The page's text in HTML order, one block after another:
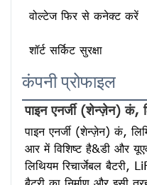
वोल्टेज फिर से कनेक्ट करें
शॉर्ट सर्किट सुरक्षा
कंपनी प्रोफाइल
पाइन एनर्जी (शेन्ज़ेन) कं,
पाइन एनर्जी (शेन्ज़ेन) कं,
आर में विशिष्ट है&डी और
लिथियम रिचार्जेबल बैटरी,